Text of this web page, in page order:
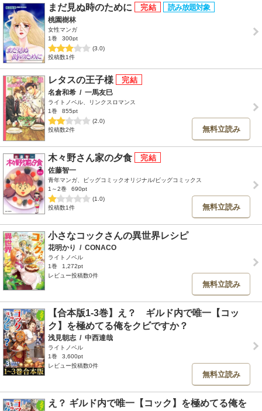
まだ見ぬ時のために
桃園樹林
女性マンガ
1巻
300pt
(3.0)
投稿数1件
レタスの王子様
名倉和希 / 一馬友巳
ライトノベル、リンクスロマンス
1巻
855pt
(2.0)
投稿数2件
無料立読み
木々野さん家の夕食
佐藤智一
青年マンガ、ビッグコミックオリジナル/ビッグコミックス
1～2巻
690pt
(1.0)
投稿数1件
無料立読み
小さなコックさんの異世界レシピ
花明かり / CONACO
ライトノベル
1巻
1,272pt
レビュー投稿数0件
無料立読み
【合本版1-3巻】え？ ギルド内で唯一【コッ
ク】を極めてる俺をクビですか？
浅見朝志 / 中西達哉
ライトノベル
1巻
3,600pt
レビュー投稿数0件
無料立読み
え？ ギルド内で唯一【コック】を極めてる俺を